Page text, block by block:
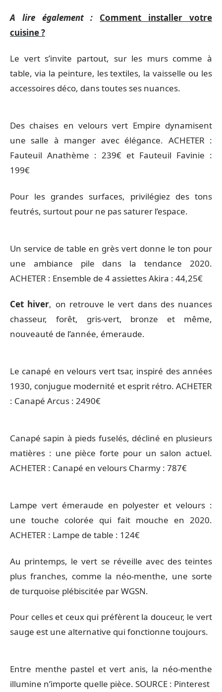
A lire également :
Comment installer votre
cuisine ?
Le vert s’invite partout, sur les murs comme à
table, via la peinture, les textiles, la vaisselle ou les
accessoires déco, dans toutes ses nuances.
Des chaises en velours vert Empire dynamisent
une salle à manger avec élégance. ACHETER :
Fauteuil Anathème : 239€ et Fauteuil Favinie :
199€
Pour les grandes surfaces, privilégiez des tons
feutrés, surtout pour ne pas saturer l’espace.
Un service de table en grès vert donne le ton pour
une ambiance pile dans la tendance 2020.
ACHETER : Ensemble de 4 assiettes Akira : 44,25€
Cet hiver, on retrouve le vert dans des nuances
chasseur, forêt, gris-vert, bronze et même,
nouveauté de l’année, émeraude.
Le canapé en velours vert tsar, inspiré des années
1930, conjugue modernité et esprit rétro. ACHETER
: Canapé Arcus : 2490€
Canapé sapin à pieds fuselés, décliné en plusieurs
matières : une pièce forte pour un salon actuel.
ACHETER : Canapé en velours Charmy : 787€
Lampe vert émeraude en polyester et velours :
une touche colorée qui fait mouche en 2020.
ACHETER : Lampe de table : 124€
Au printemps, le vert se réveille avec des teintes
plus franches, comme la néo-menthe, une sorte
de turquoise plébiscitée par WGSN.
Pour celles et ceux qui préfèrent la douceur, le vert
sauge est une alternative qui fonctionne toujours.
Entre menthe pastel et vert anis, la néo-menthe
illumine n’importe quelle pièce. SOURCE : Pinterest